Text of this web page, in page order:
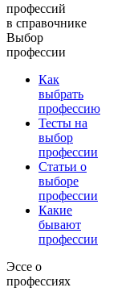
профессий
в справочнике
Выбор
профессии
Как
выбрать
профессию
Тесты на
выбор
профессии
Статьи о
выборе
профессии
Какие
бывают
профессии
Эссе о
профессиях